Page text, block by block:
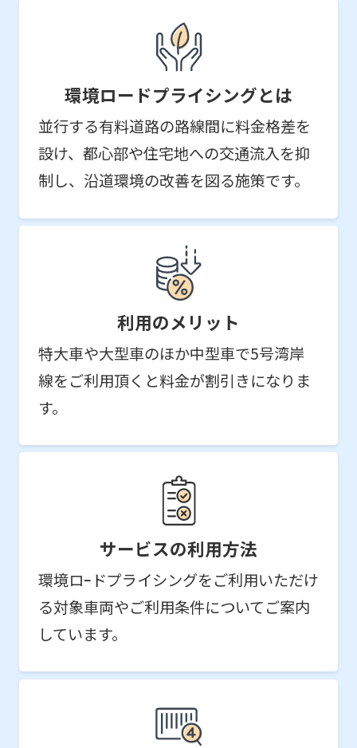
環境ロードプライシングとは
並行する有料道路の路線間に料金格差を
設け、都心部や住宅地への交通流入を抑
制し、沿道環境の改善を図る施策です。
利用のメリット
特大車や大型車のほか中型車で5号湾岸
線をご利用頂くと料金が割引きになりま
す。
サービスの利用方法
環境ロｰドプライシングをご利用いただけ
る対象車両やご利用条件についてご案内
しています。